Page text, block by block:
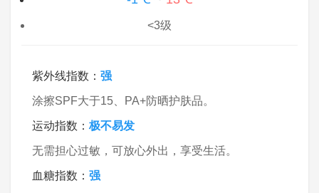
<3级
紫外线指数： 强
涂擦SPF大于15、PA+防晒护肤品。
运动指数： 极不易发
无需担心过敏，可放心外出，享受生活。
血糖指数： 强